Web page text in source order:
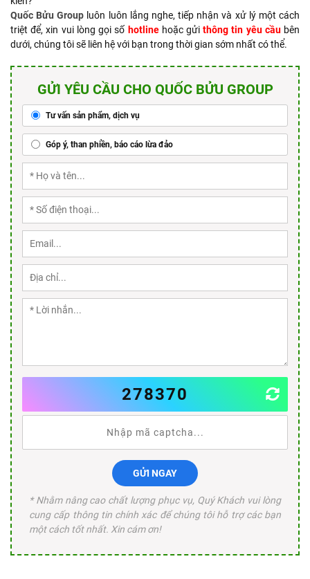
Quốc Bửu Group luôn luôn lắng nghe, tiếp nhận và xử lý một cách
triệt để, xin vui lòng gọi số hotlinehoặc gửithông tin yêu cầubên
dưới, chúng tôi sẽ liên hệ với bạn trong thời gian sớm nhất có thể.
GỬI YÊU CẦU CHO QUỐC BỬU GROUP
Tư vấn sản phẩm, dịch vụ
Góp ý, than phiền, báo cáo lừa đảo
278370
GỬI NGAY
* Nhằm nâng cao chất lượng phục vụ, Quý Khách vui lòng
cung cấp thông tin chính xác để chúng tôi hỗ trợ các bạn
một cách tốt nhất. Xin cám ơn!